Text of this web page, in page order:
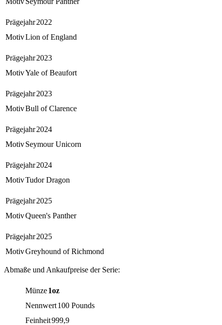
Prägejahr2022
MotivLion of England
Prägejahr2023
MotivYale of Beaufort
Prägejahr2023
MotivBull of Clarence
Prägejahr2024
MotivSeymour Unicorn
Prägejahr2024
MotivTudor Dragon
Prägejahr2025
MotivQueen's Panther
Prägejahr2025
MotivGreyhound of Richmond
Abmaße und Ankaufpreise der Serie:
Münze1oz
Nennwert100 Pounds
Feinheit999,9